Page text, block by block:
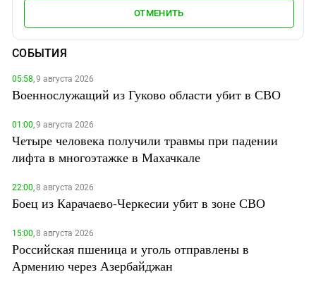
ОТМЕНИТЬ
СОБЫТИЯ
05:58,9 августа 2026
Военнослужащий из Гуково области убит в СВО
01:00,9 августа 2026
Четыре человека получили травмы при падении
лифта в многоэтажке в Махачкале
22:00,8 августа 2026
Боец из Карачаево-Черкесии убит в зоне СВО
15:00,8 августа 2026
Российская пшеница и уголь отправлены в
Армению через Азербайджан